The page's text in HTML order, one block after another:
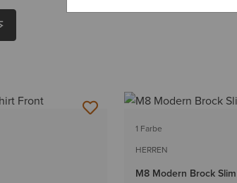
1 Farbe
HERREN
M8 Modern Brock